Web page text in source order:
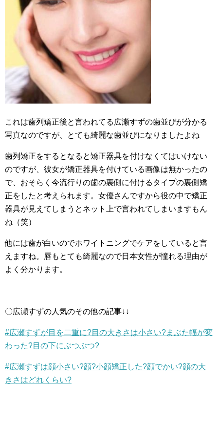
これは歯列矯正後と言われてる広瀬すずの歯並びが分かる
写真なのですが、とても綺麗な歯並びになりましたよね
歯列矯正をするとなると矯正器具を付けなくてはいけない
のですが、彼女が矯正器具を付けている画像は無かったの
で、おそらく今流行りの歯の裏側に付けるタイプの裏側矯
正をしたと考えられます。女優さんですから役の中で矯正
器具が見えてしまうとネット上で言われてしまいますもん
ね（笑）
他には歯が白いのでホワイトニングでケアをしていると言
えますね。唇もとても綺麗なので日本女性が憧れる理由が
よく分かります。
〇広瀬すずの人気のその他の記事↓↓
#広瀬すずが目を二重に?目の大きさは小さい?まぶた幅が変
わった?目の下にぶつぶつ?
#広瀬すずは顔小さい?顔?小顔矯正した?顔でかい?顔の大
きさはどれくらい?